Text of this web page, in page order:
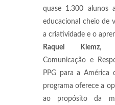
quase 1.300 alunos
educacional cheio de
a criatividade e o
Raquel Klemz,
Comunicação e
PPG para a América
programa oferece a
ao propósito da